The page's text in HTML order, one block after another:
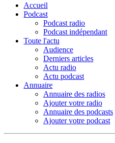
Accueil
Podcast
Podcast radio
Podcast indépendant
Toute l'actu
Audience
Derniers articles
Actu radio
Actu podcast
Annuaire
Annuaire des radios
Ajouter votre radio
Annuaire des podcasts
Ajouter votre podcast